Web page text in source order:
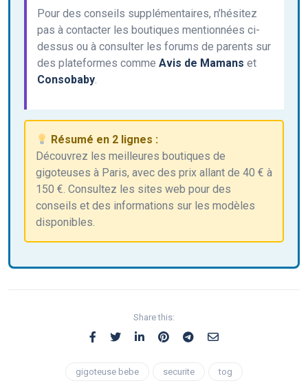
Pour des conseils supplémentaires, n’hésitez
pas à contacter les boutiques mentionnées ci-
dessus ou à consulter les forums de parents sur
des plateformes comme Avis de Mamans et
Consobaby.
Résumé en 2 lignes :
Découvrez les meilleures boutiques de
gigoteuses à Paris, avec des prix allant de 40 € à
150 €. Consultez les sites web pour des
conseils et des informations sur les modèles
disponibles.
Share this:
gigoteuse bebe securite tog